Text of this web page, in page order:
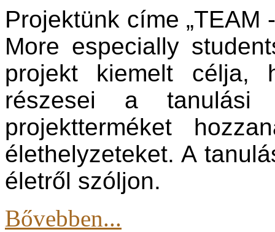
Projektünk címe „TEAM
More especially
projekt kiemelt célja,
részesei a tanulási
projektterméket
élethelyzeteket. A
életről szóljon.
Bővebben...